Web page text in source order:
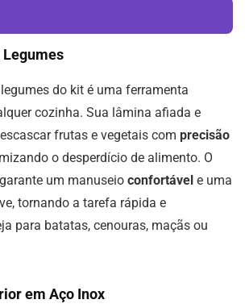
Legumes
do kit é uma ferramenta
cozinha. Sua lâmina afiada e
frutas e vegetais com precisão
o desperdício de alimento. O
um manuseio confortável e uma
tornando a tarefa rápida e
para batatas, cenouras, maçãs ou
em Aço Inox